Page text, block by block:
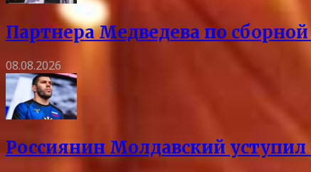
Партнера Медведева по
08.08.2026
Россиянин Молдавский уступил